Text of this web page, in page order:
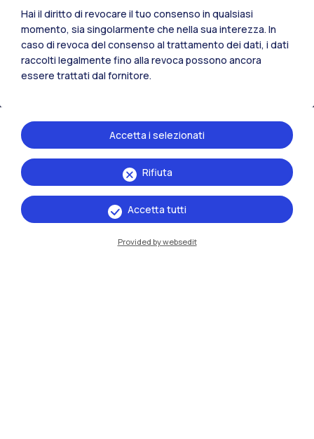
Polimi Community
Tutti i siti dell’ecosistema
Hai il diritto di revocare il tuo consenso in qualsiasi
momento, sia singolarmente che nella sua interezza. In
caso di revoca del consenso al trattamento dei dati, i dati
raccolti legalmente fino alla revoca possono ancora
essere trattati dal fornitore.
Rifiuta
Accetta i selezionati
Accetta tutti
Provided by websedit